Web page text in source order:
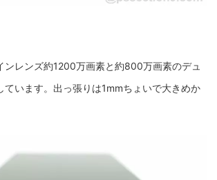
ンレンズ約1200万画素と約800万画素のデュ
ています。出っ張りは1mmちょいで大きめか